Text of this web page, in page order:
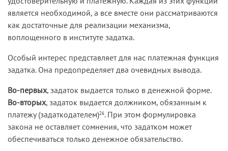
является необходимой, а все вместе они рассматриваются
как достаточные для реализации механизма,
воплощенного в институте задатка.
Особый интерес представляет для нас платежная функция
задатка. Она предопределяет два очевидных вывода.
Во-первых, задаток выдается только в денежной форме.
Во-вторых, задаток выдается должником, обязанным к
платежу (задаткодателем)26. При этом формулировка
закона не оставляет сомнения, что задатком может
обеспечиваться только денежное обязательство.